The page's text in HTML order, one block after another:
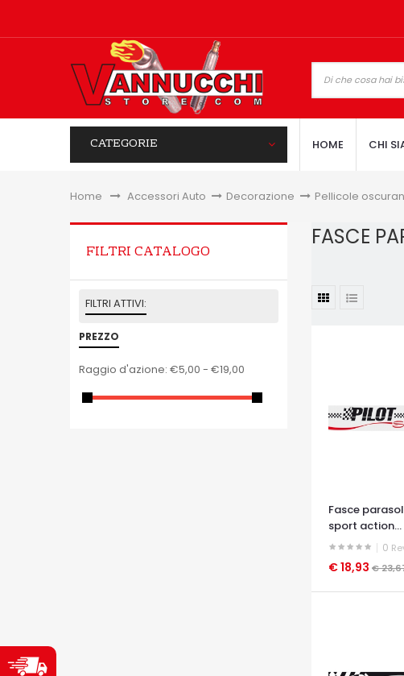
CATEGORIE HOME CHI
Home &gt;Accessori Auto > Decorazione > Pellicole
FILTRI CATALOGO
FILTRI ATTIVI:
PREZZO
Raggio d'azione: €5,00 - €19,00
FASCE
Fasce
sport action...
0
€ 18,93 €